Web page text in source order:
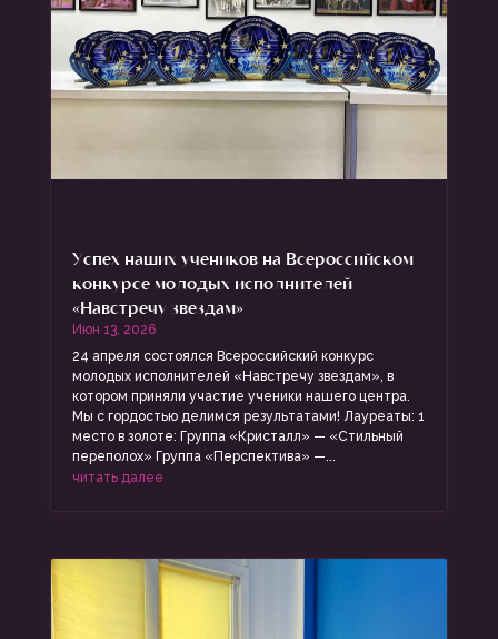
Успех наших учеников на Всероссийском
конкурсе молодых исполнителей
«Навстречу звездам»
Июн 13, 2026
24 апреля состоялся Всероссийский конкурс
молодых исполнителей «Навстречу звездам», в
котором приняли участие ученики нашего центра.
Мы с гордостью делимся результатами! Лауреаты: 1
место в золоте: Группа «Кристалл» — «Стильный
переполох» Группа «Перспектива» —...
читать далее